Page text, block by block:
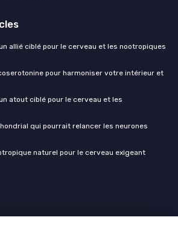
allié ciblé pour le cerveau et les nootropiques
pour harmoniser votre intérieur et
atout ciblé pour le cerveau et les
qui pourrait relancer les neurones
naturel pour le cerveau exigeant